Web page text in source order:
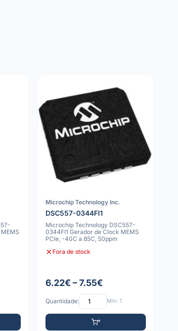
Microchip Technology Inc.
DSC557-0344FI1
Microchip Technology DSC557-
0344FI1 Gerador de Clock MEMS
PCIe, -40C a 85C, 50ppm
Fora de stock
6.22€ – 7.55€
Quantidade: Mín: 1